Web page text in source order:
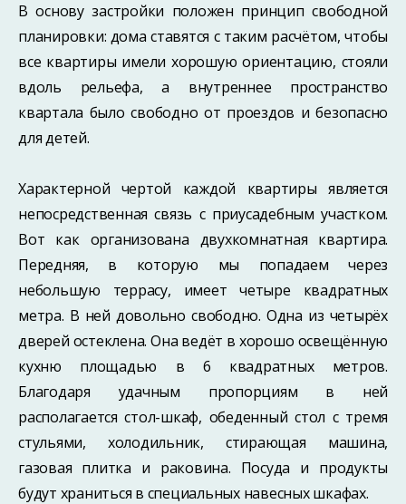
В основу застройки положен принцип свободной
планировки: дома ставятся с таким расчётом, чтобы
все квартиры имели хорошую ориентацию, стояли
вдоль рельефа, а внутреннее пространство
квартала было свободно от проездов и безопасно
для детей.
Характерной чертой каждой квартиры является
непосредственная связь с приусадебным участком.
Вот как организована двухкомнатная квартира.
Передняя, в которую мы попадаем через
небольшую террасу, имеет четыре квадратных
метра. В ней довольно свободно. Одна из четырёх
дверей остеклена. Она ведёт в хорошо освещённую
кухню площадью в 6 квадратных метров.
Благодаря удачным пропорциям в ней
располагается стол-шкаф, обеденный стол с тремя
стульями, холодильник, стирающая машина,
газовая плитка и раковина. Посуда и продукты
будут храниться в специальных навесных шкафах.